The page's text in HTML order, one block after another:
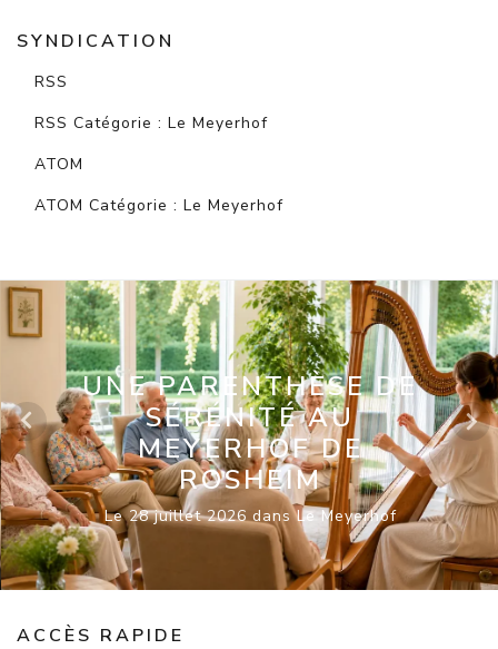
SYNDICATION
RSS
RSS Catégorie : Le Meyerhof
ATOM
ATOM Catégorie : Le Meyerhof
UNE PARENTHÈSE DE
SÉRÉNITÉ AU
MEYERHOF DE
ROSHEIM
Le 28 juillet 2026 dans Le Meyerhof
ACCÈS RAPIDE